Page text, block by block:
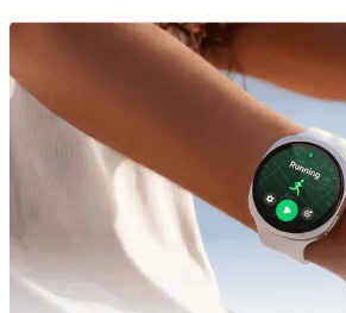
неожиданном аспекте может
технологическим узлом 18A компании
рассматриваются инженерные
это возможным, а также
не могут сравниться с передовыми
процессами отрасли.